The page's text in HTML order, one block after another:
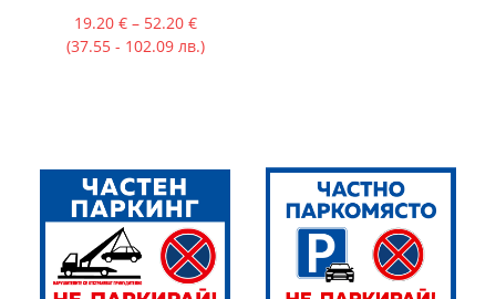
19.20 € – 52.20 €Price range: 19.20 € through 52.20 €
(37.55 - 102.09 лв.)